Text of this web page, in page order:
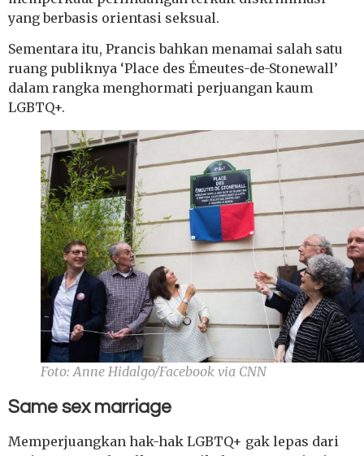
yang berbasis orientasi seksual.
Sementara itu, Prancis bahkan menamai salah satu
ruang publiknya ‘Place des Émeutes-de-Stonewall’
dalam rangka menghormati perjuangan kaum
LGBTQ+.
Foto: Anne Hidalgo/Facebook via CNN
Same sex marriage
Memperjuangkan hak-hak LGBTQ+ gak lepas dari